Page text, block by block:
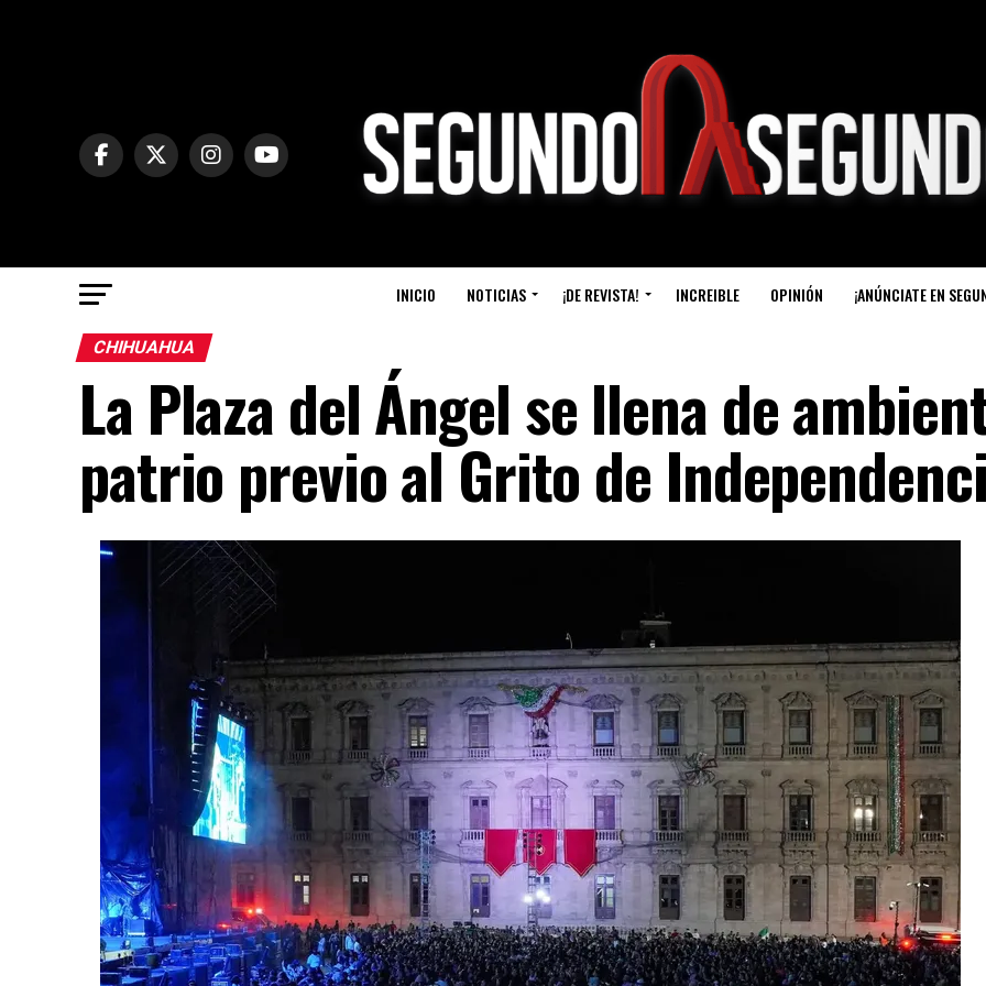
INICIO NOTICIAS ¡DE REVISTA! INCREIBLE OPINIÓN ¡ANÚNCIATE EN
CHIHUAHUA
La Plaza del Ángel se llena de
patrio previo al Grito de